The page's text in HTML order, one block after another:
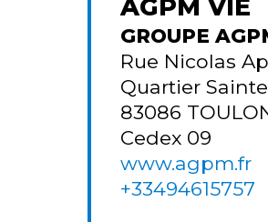
AGPM VIE
GROUPE
Rue Nicolas
Quartier
83086
Cedex 09
www.agpm.fr
+33494615757